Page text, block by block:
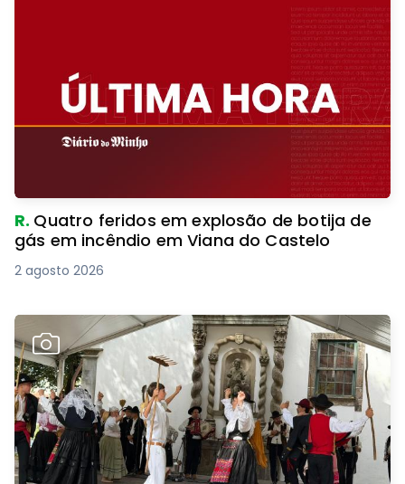
R. Quatro feridos em explosão de botija de
gás em incêndio em Viana do Castelo
2 agosto 2026